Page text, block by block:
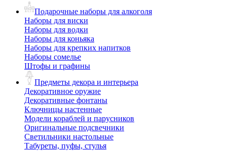
Подарочные наборы для алкоголя
Наборы для виски
Наборы для водки
Наборы для коньяка
Наборы для крепких напитков
Наборы сомелье
Штофы и графины
Предметы декора и интерьера
Декоративное оружие
Декоративные фонтаны
Ключницы настенные
Модели кораблей и парусников
Оригинальные подсвечники
Светильники настольные
Табуреты, пуфы, стулья